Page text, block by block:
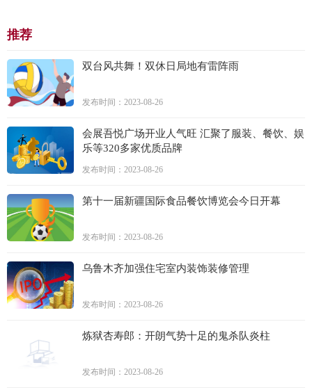
推荐
双台风共舞！双休日局地有雷阵雨
发布时间：2023-08-26
会展吾悦广场开业人气旺 汇聚了服装、餐饮、娱
乐等320多家优质品牌
发布时间：2023-08-26
第十一届新疆国际食品餐饮博览会今日开幕
发布时间：2023-08-26
乌鲁木齐加强住宅室内装饰装修管理
发布时间：2023-08-26
炼狱杏寿郎：开朗气势十足的鬼杀队炎柱
发布时间：2023-08-26